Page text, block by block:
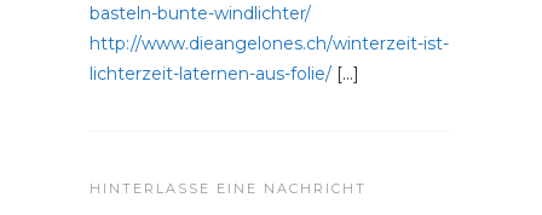
basteln-bunte-windlichter/
http://www.dieangelones.ch/winterzeit-ist-
lichterzeit-laternen-aus-folie/ […]
HINTERLASSE EINE NACHRICHT